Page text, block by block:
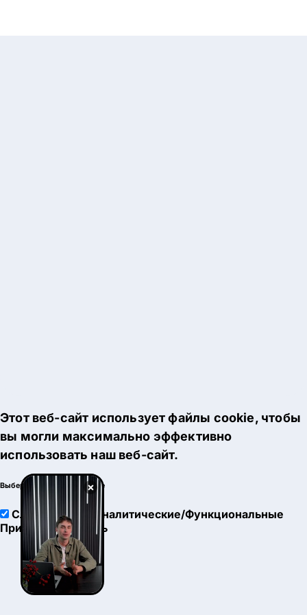
×
Этот веб-сайт использует файлы cookie, чтобы
вы могли максимально эффективно
использовать наш веб-сайт.
Выберите настройки cookie
Служебные
Аналитические/Функциональные
Принять
Настроить